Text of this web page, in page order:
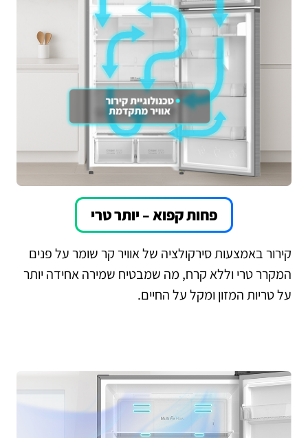
פחות קפוא – יותר טרי
קירור באמצעות סירקולציה של אוויר קר שומר על פנים
המקרר טרי וללא קרח, מה שמבטיח שמירה אחידה יותר
על טריות המזון ומקל על החיים.